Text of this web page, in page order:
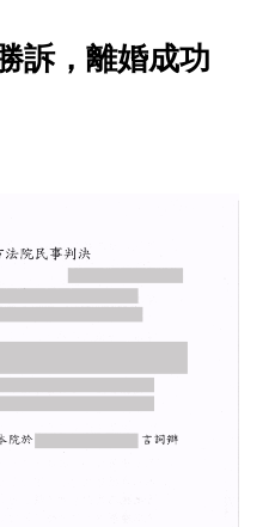
訴，離婚成功